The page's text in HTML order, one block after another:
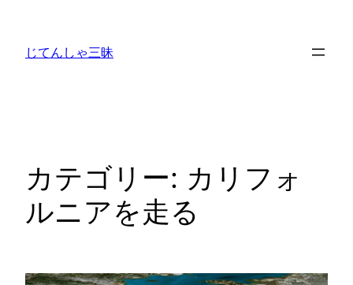
じてんしゃ三昧
カテゴリー: カリフォ
ルニアを走る